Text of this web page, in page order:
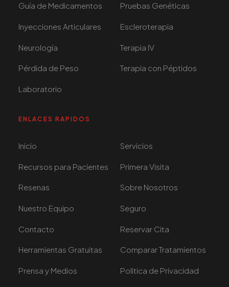
Guía de Medicamentos Pruebas Genéticas
Inyecciones Articulares Escleroterapia
Neurología Terapia IV
Pérdida de Peso Terapia con Péptidos
Laboratorio
ENLACES RAPIDOS
Inicio Servicios
Recursos para Pacientes Primera Visita
Resenas Sobre Nosotros
Nuestro Equipo Seguro
Contacto Reservar Cita
Herramientas Gratuitas Comparar Tratamientos
Prensa y Medios Politica de Privacidad